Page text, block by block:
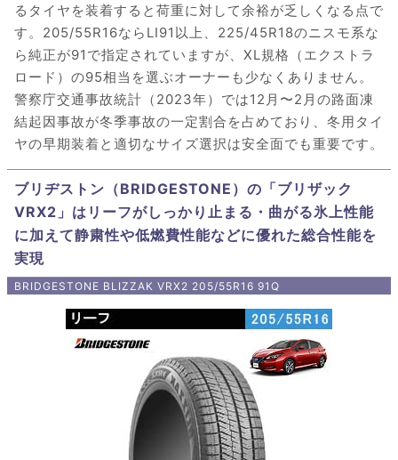
るタイヤを装着すると荷重に対して余裕が乏しくなる点で
す。205/55R16ならLI91以上、225/45R18のニスモ系な
ら純正が91で指定されていますが、XL規格（エクストラ
ロード）の95相当を選ぶオーナーも少なくありません。
警察庁交通事故統計（2023年）では12月〜2月の路面凍
結起因事故が冬季事故の一定割合を占めており、冬用タイ
ヤの早期装着と適切なサイズ選択は安全面でも重要です。
ブリヂストン（BRIDGESTONE）の「ブリザック
VRX2」はリーフがしっかり止まる・曲がる氷上性能
に加えて静粛性や低燃費性能などに優れた総合性能を
実現
BRIDGESTONE BLIZZAK VRX2 205/55R16 91Q